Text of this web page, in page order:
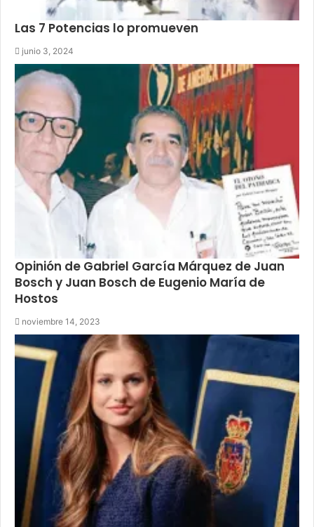
Las 7 Potencias lo promueven
junio 3, 2024
Opinión de Gabriel García Márquez de Juan
Bosch y Juan Bosch de Eugenio María de
Hostos
noviembre 14, 2023